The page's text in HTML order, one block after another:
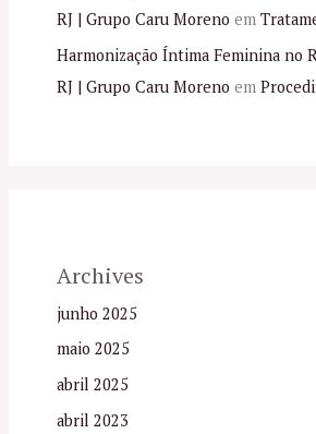
RJ | Grupo Caru Moreno em
Harmonização Íntima Feminina no
RJ | Grupo Caru Moreno em
Archives
junho 2025
maio 2025
abril 2025
abril 2023